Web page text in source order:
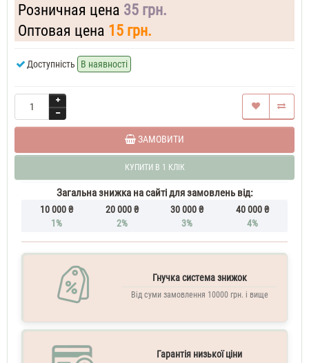
Розничная цена 35 грн.
Оптовая цена 15 грн.
Доступність В наявності
ЗАМОВИТИ
КУПИТИ В 1 КЛІК
Загальна знижка на сайті для замовлень від:
10 000 ₴
1%
20 000 ₴
2%
30 000 ₴
3%
40 000 ₴
4%
Гнучка система знижок
Від суми замовлення 10000 грн. і вище
Гарантія низької ціни